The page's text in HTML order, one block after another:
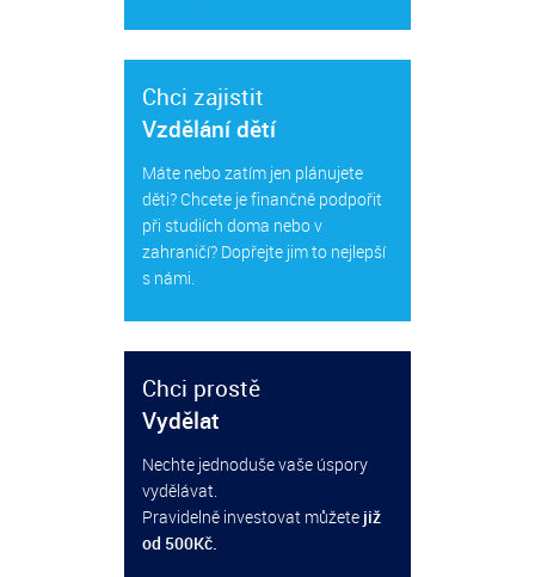
Chci zajistit
Vzdělání dětí
Máte nebo zatím jen plánujete
děti? Chcete je finančně podpořit
při studiích doma nebo v
zahraničí? Dopřejte jim to nejlepší
s námi.
Chci prostě
Vydělat
Nechte jednoduše vaše úspory
vydělávat.
Pravidelně investovat můžete již
od 500Kč.